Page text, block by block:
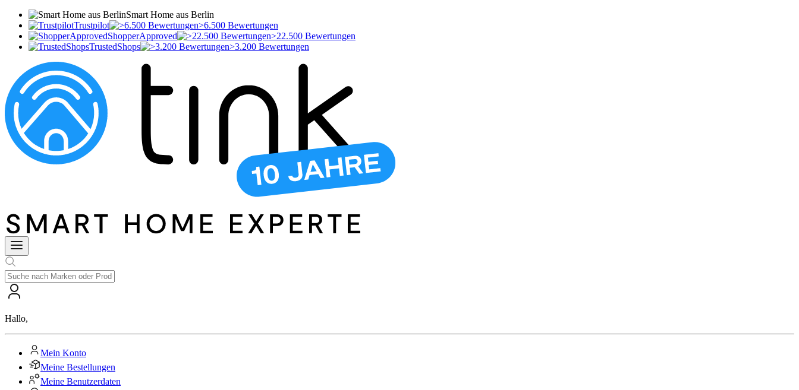
Smart Home aus Berlin
Trustpilot
>6.500 Bewertungen
ShopperApproved
>22.500 Bewertungen
TrustedShops
>3.200 Bewertungen
Hallo,
Mein Konto
Meine Bestellungen
Meine Benutzerdaten